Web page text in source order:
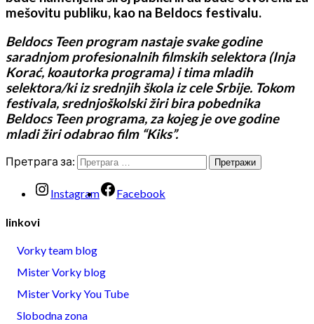
mešovitu publiku, kao na Beldocs festivalu.
Beldocs Teen program nastaje svake godine
saradnjom profesionalnih filmskih selektora (Inja
Korać, koautorka programa) i tima mladih
selektora/ki iz srednjih škola iz cele Srbije. Tokom
festivala, srednjoškolski žiri bira pobednika
Beldocs Teen programa, za kojeg je ove godine
mladi žiri odabrao film “Kiks”.
Претрага за:
Instagram Facebook
linkovi
Vorky team blog
Mister Vorky blog
Mister Vorky You Tube
Slobodna zona